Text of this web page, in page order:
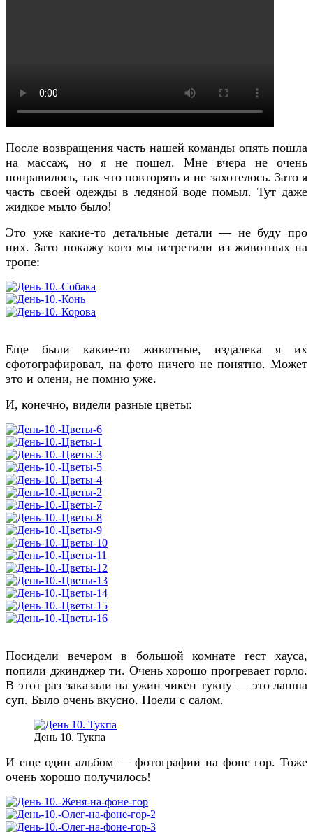
После возвращения часть нашей команды опять пошла
на массаж, но я не пошел. Мне вчера не очень
понравилось, так что повторять и не захотелось. Зато я
часть своей одежды в ледяной воде помыл. Тут даже
жидкое мыло было!
Это уже какие-то детальные детали — не буду про
них. Зато покажу кого мы встретили из животных на
тропе:
Еще были какие-то животные, издалека я их
сфотографировал, на фото ничего не понятно. Может
это и олени, не помню уже.
И, конечно, видели разные цветы:
Посидели вечером в большой комнате гест хауса,
попили джинджер ти. Очень хорошо прогревает горло.
В этот раз заказали на ужин чикен тукпу — это лапша
суп. Было очень вкусно. Поели с салом.
День 10. Тукпа
И еще один альбом — фотографии на фоне гор. Тоже
очень хорошо получилось!